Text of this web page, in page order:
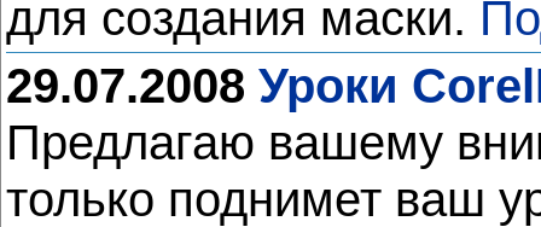
для создания маски.
29.07.2008 Уроки
Предлагаю вашему
только поднимет ваш